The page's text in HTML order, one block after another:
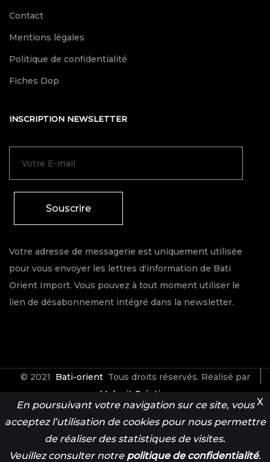
Contact
Mentions légales
Politique de confidentialité
Fiches Dop
INSCRIPTION NEWSLETTER
Souscrire
Votre adresse de messagerie est uniquement utilisée
pour vous envoyer les lettres d'information de Bati
Orient Import. Vous pouvez à tout moment utiliser le
lien de désabonnement intégré dans la newsletter.
© 2021 Bati-orient Tous droits réservés. Réalisé par
Make it Créative
Contact Espace Pro
En poursuivant votre navigation sur ce site, vous
acceptez l’utilisation de cookies pour nous permettre
de réaliser des statistiques de visites.
Veuillez consulter notre politique de confidentialité.
X